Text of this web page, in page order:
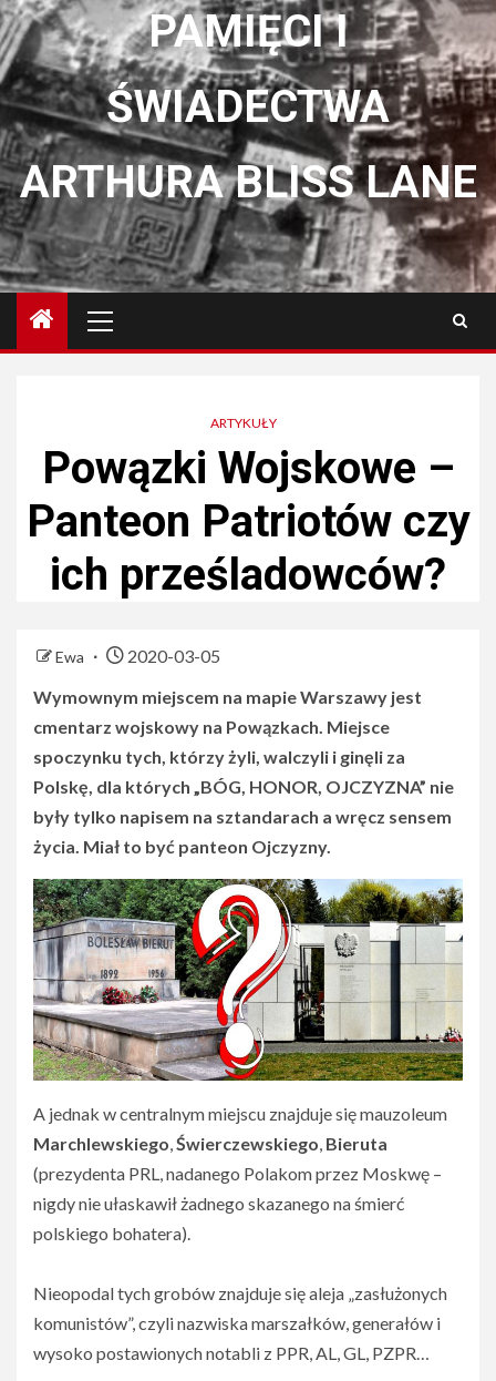
PAMIĘCI I
ŚWIADECTWA
ARTHURA BLISS LANE
główne
ARTYKUŁY
Powązki Wojskowe –
Panteon Patriotów czy
ich prześladowców?
Ewa
2020-03-05
Wymownym miejscem na mapie Warszawy jest
cmentarz wojskowy na Powązkach. Miejsce
spoczynku tych, którzy żyli, walczyli i ginęli za
Polskę, dla których „BÓG, HONOR, OJCZYZNA” nie
były tylko napisem na sztandarach a wręcz sensem
życia. Miał to być panteon Ojczyzny.
A jednak w centralnym miejscu znajduje się mauzoleum
Marchlewskiego,Świerczewskiego, Bieruta
(prezydenta PRL, nadanego Polakom przez Moskwę –
nigdy nie ułaskawił żadnego skazanego na śmierć
polskiego bohatera).
Nieopodal tych grobów znajduje się aleja „zasłużonych
komunistów”, czyli nazwiska marszałków, generałów i
wysoko postawionych notabli z PPR, AL, GL, PZPR…